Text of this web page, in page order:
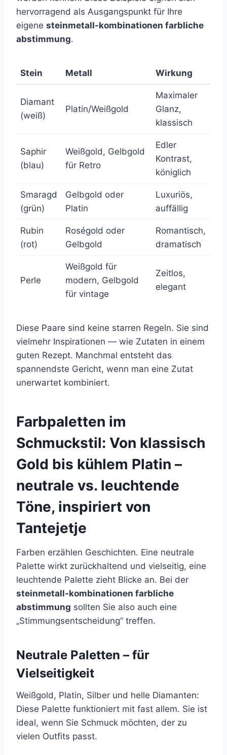
hervorragend als Ausgangspunkt für Ihre
eigene steinmetall-kombinationen farbliche
abstimmung.
Stein Metall Wirkung
Diamant
(weiß)
Platin/Weißgold
Maximaler
Glanz,
klassisch
Saphir
(blau)
Weißgold, Gelbgold
für Retro
Edler
Kontrast,
königlich
Smaragd
(grün)
Gelbgold oder
Platin
Luxuriös,
auffällig
Rubin
(rot)
Roségold oder
Gelbgold
Romantisch,
dramatisch
Perle
Weißgold für
modern, Gelbgold
für vintage
Zeitlos,
elegant
Diese Paare sind keine starren Regeln. Sie sind
vielmehr Inspirationen — wie Zutaten in einem
guten Rezept. Manchmal entsteht das
spannendste Gericht, wenn man eine Zutat
unerwartet kombiniert.
Farbpaletten im
Schmuckstil: Von klassisch
Gold bis kühlem Platin –
neutrale vs. leuchtende
Töne, inspiriert von
Tantejetje
Farben erzählen Geschichten. Eine neutrale
Palette wirkt zurückhaltend und vielseitig, eine
leuchtende Palette zieht Blicke an. Bei der
steinmetall-kombinationen farbliche
abstimmung sollten Sie also auch eine
„Stimmungsentscheidung“ treffen.
Neutrale Paletten – für
Vielseitigkeit
Weißgold, Platin, Silber und helle Diamanten:
Diese Palette funktioniert mit fast allem. Sie ist
ideal, wenn Sie Schmuck möchten, der zu
vielen Outfits passt.